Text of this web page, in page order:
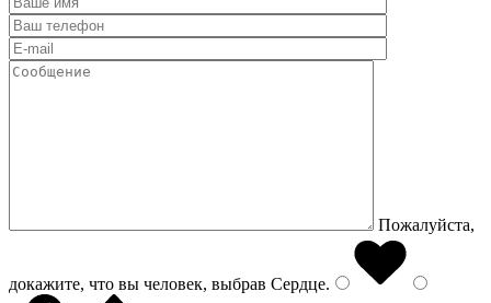
Пожалуйста,
докажите, что вы человек, выбрав Сердце.